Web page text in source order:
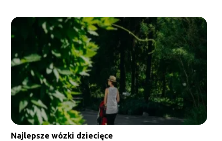
Najlepsze wózki dziecięce